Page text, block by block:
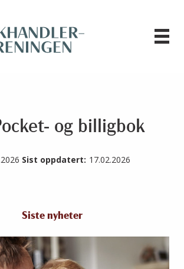
og billigbok
Sist oppdatert: 17.02.2026
Siste nyheter